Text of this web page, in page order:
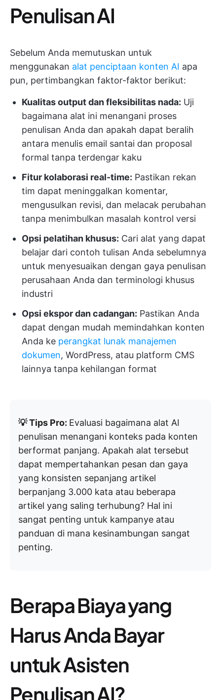
Penulisan AI
Sebelum Anda memutuskan untuk
menggunakan alat penciptaan konten AI apa
pun, pertimbangkan faktor-faktor berikut:
Kualitas output dan fleksibilitas nada: Uji
bagaimana alat ini menangani proses
penulisan Anda dan apakah dapat beralih
antara menulis email santai dan proposal
formal tanpa terdengar kaku
Fitur kolaborasi real-time: Pastikan rekan
tim dapat meninggalkan komentar,
mengusulkan revisi, dan melacak perubahan
tanpa menimbulkan masalah kontrol versi
Opsi pelatihan khusus: Cari alat yang dapat
belajar dari contoh tulisan Anda sebelumnya
untuk menyesuaikan dengan gaya penulisan
perusahaan Anda dan terminologi khusus
industri
Opsi ekspor dan cadangan: Pastikan Anda
dapat dengan mudah memindahkan konten
Anda ke perangkat lunak manajemen
dokumen, WordPress, atau platform CMS
lainnya tanpa kehilangan format
💡 Tips Pro: Evaluasi bagaimana alat AI
penulisan menangani konteks pada konten
berformat panjang. Apakah alat tersebut
dapat mempertahankan pesan dan gaya
yang konsisten sepanjang artikel
berpanjang 3.000 kata atau beberapa
artikel yang saling terhubung? Hal ini
sangat penting untuk kampanye atau
panduan di mana kesinambungan sangat
penting.
Berapa Biaya yang
Harus Anda Bayar
untuk Asisten
Penulisan AI?